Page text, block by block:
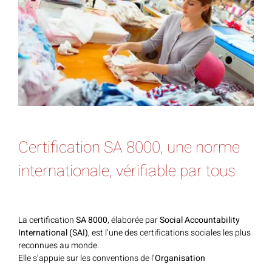
Certification SA 8000, une norme
internationale, vérifiable par tous
La certificationSA 8000, élaborée parSocial Accountability
International (SAI), est l’une des certifications sociales les plus
reconnues au monde.
Elle s’appuie sur les conventions de l’Organisation